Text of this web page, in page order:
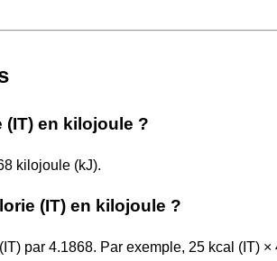
en kilojoule ?
kilojoule (kJ).
(IT) en kilojoule ?
par 4.1868. Par exemple, 25 kcal (IT) ×